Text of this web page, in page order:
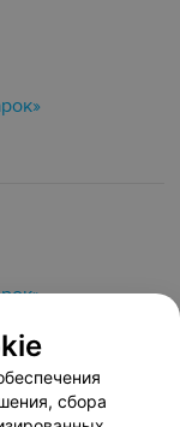
сбора